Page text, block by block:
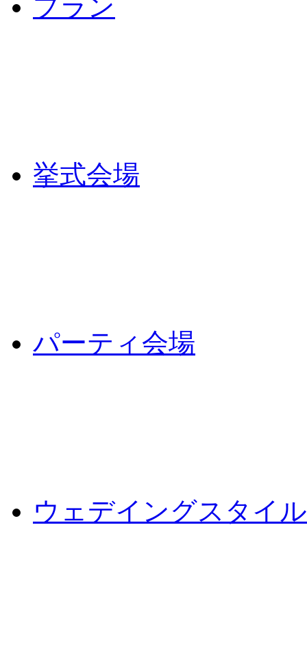
プラン
挙式会場
パーティ会場
ウェデイングスタイル